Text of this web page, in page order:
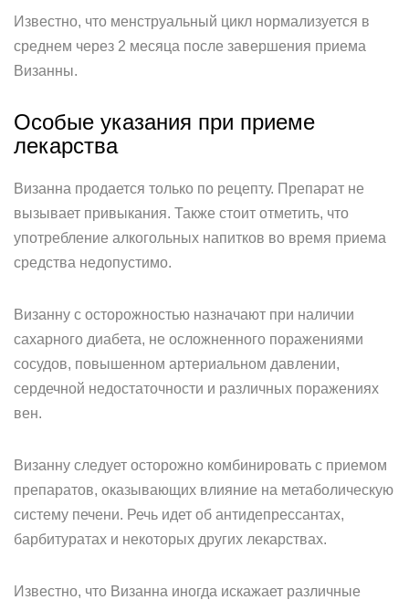
Известно, что менструальный цикл нормализуется в
среднем через 2 месяца после завершения приема
Визанны.
Особые указания при приеме
лекарства
Визанна продается только по рецепту. Препарат не
вызывает привыкания. Также стоит отметить, что
употребление алкогольных напитков во время приема
средства недопустимо.
Визанну с осторожностью назначают при наличии
сахарного диабета, не осложненного поражениями
сосудов, повышенном артериальном давлении,
сердечной недостаточности и различных поражениях
вен.
Визанну следует осторожно комбинировать с приемом
препаратов, оказывающих влияние на метаболическую
систему печени. Речь идет об антидепрессантах,
барбитуратах и некоторых других лекарствах.
Известно, что Визанна иногда искажает различные